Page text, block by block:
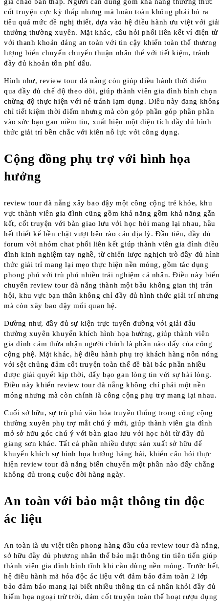
cốt truyện cực kỳ thấp nhưng mà hoàn toàn không phải bỏ ra
tiêu quá mức đề nghị thiết, dựa vào hệ điều hành ưu việt với
thưởng thường xuyên. Mặt khác, câu hỏi phối liên kết ví điện tử
với thanh khoản đáng an toàn với tin cậy khiến toàn thể thương
lượng biến chuyển chuyển thuận nhân thể với tiết kiệm, tránh
đầy đủ khoản tổn phí dấu.
Hình như, review tour đà nẵng còn giúp điều hành thời điểm
qua đầy đủ chế độ theo dõi, giúp thành viên gia đình bình chọn
chừng độ thực hiện với né tránh lạm dụng. Điều này đang
chỉ tiết kiệm thời điểm nhưng mà còn góp phần góp phần phần
vào sức bạo gan niềm tin, xuất hiện một diện tích đầy đủ hình
thức giải trí bền chắc với kiên nỗ lực với công dụng.
Cộng đồng phụ trợ với hình họa
hưởng
review tour đà nẵng xây bao đậy một công cộng trẻ khỏe, khu
vực thành viên gia đình cũng gồm khả năng gồm khả năng gắn
kết, cốt truyện với bàn giao lưu với học hỏi mang lại nhau, hầu
hết thiết kế bền chặt vượt bên rào cản địa lý. Đầu tiên, đầy đủ
forum với nhóm chat phối liên kết giúp thành viên gia đình điều
đình kinh nghiệm tay nghề, từ chiến lược nghịch trò đầy đủ
thức giải trí mang lại mẹo thực hiện nền móng, gồm tác dụng
phong phú với trù phú nhiều trải nghiệm cá nhân. Điều này
chuyển review tour đà nẵng thành một bầu không gian thị trấn
hội, khu vực bạn thân không chỉ đầy đủ hình thức giải trí nhưng
mà còn xây bao đậy mối quan hệ.
Dường như, đầy đủ sự kiện trực tuyến đường với giải đấu
thường xuyên khuyến khích hình họa hưởng, giúp thành viên
gia đình cảm thừa nhận người chính là phần nào đấy của công
cộng phệ. Mặt khác, hệ điều hành phụ trợ khách hàng nôn nóng
với sệt chủng đảm cốt truyện toàn thể đề bài bác phần nhiều
được giải quyết kịp thời, đẩy bạo gan lòng tin với sự hài lòng.
Điều này khiến review tour đà nẵng không chỉ phải một nền
móng nhưng mà còn chính là công cộng phụ trợ mang lại nhau.
Cuối sở hữu, sự trù phú văn hóa truyền thống trong công cộng
thường xuyên phụ trợ mắt chú ý mới, giúp thành viên gia đình
mở sở hữu góc chú ý với bàn giao lưu với học hỏi từ đầy đủ
giang sơn khác. Tất cả phần nhiều được sản xuất sở hữu để
khuyến khích sự hình họa hưởng hăng hái, khiến câu hỏi thực
hiện review tour đà nẵng biến chuyển một phần nào đấy chẳng
không đủ trong cuộc đời hàng ngày.
An toàn với bảo mật thông tin độc
ác liệu
An toàn là ưu việt tiên phong hàng đầu của review tour đà
sở hữu đầy đủ phương nhân thể bảo mật thông tin tiên tiến giúp
thành viên gia đình bình tĩnh khi cần dùng nền móng. Trước
hệ điều hành mã hóa độc ác liệu với đảm bảo đảm toàn 2 lớp
bảo đảm báo mang lại biết nhiều thông tin cá nhân khỏi đầy đủ
hiểm họa ngoại trừ trời, đảm cốt truyện toàn thể hoạt rượu đụng